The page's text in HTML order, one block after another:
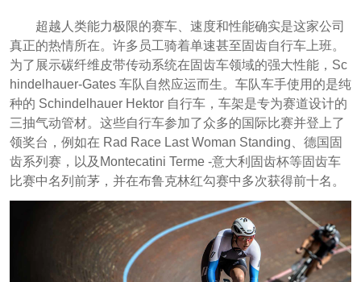
超越人类能力极限的赛车、速度和性能确实是这家公司
真正的热情所在。许多员工骑着单速甚至固齿自行车上班。
为了展示碳纤维皮带传动系统在固齿车领域的强大性能，Sc
hindelhauer-Gates 车队自然应运而生。车队车手使用的是纯
种的 Schindelhauer Hektor 自行车，车架是专为赛道设计的
三抽气动管材。这些自行车参加了众多的国际比赛并登上了
领奖台，例如在 Rad Race Last Woman Standing、德国固
齿系列赛，以及Montecatini Terme -意大利固齿杯等固齿车
比赛中名列前茅，并在布鲁克林红勾赛中多次获得前十名。